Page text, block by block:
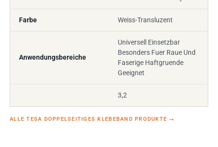
Farbe Weiss-Transluzent
Anwendungsbereiche
Universell Einsetzbar
Besonders Fuer Raue Und
Faserige Haftgruende
Geeignet
3,2
ALLE TESA DOPPELSEITIGES KLEBEBAND PRODUKTE →